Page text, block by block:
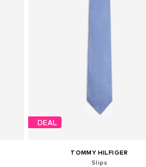
DEAL
TOMMY HILFIGER
Slips